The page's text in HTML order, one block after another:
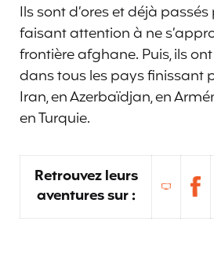
Ils sont d’ores et déjà
faisant attention à ne
frontière afghane. Puis, ils
dans tous les pays finissant
Iran, en Azerbaïdjan, en
en Turquie.
Retrouvez leurs
aventures sur :